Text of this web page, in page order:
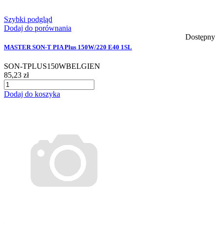
Szybki podgląd
Dodaj do porównania
Dostępny
MASTER SON-T PIA Plus 150W/220 E40 1SL
SON-TPLUS150WBELGIEN
85,23 zł
Dodaj do koszyka